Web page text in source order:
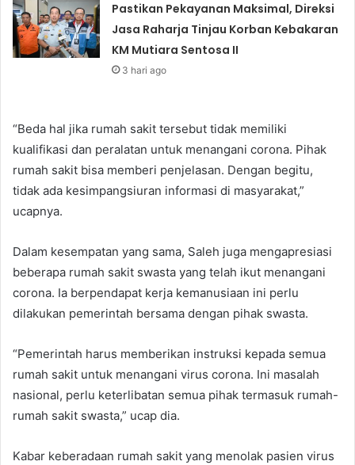
Pastikan Pekayanan Maksimal, Direksi
Jasa Raharja Tinjau Korban Kebakaran
KM Mutiara Sentosa II
3 hari ago
“Beda hal jika rumah sakit tersebut tidak memiliki
kualifikasi dan peralatan untuk menangani corona. Pihak
rumah sakit bisa memberi penjelasan. Dengan begitu,
tidak ada kesimpangsiuran informasi di masyarakat,”
ucapnya.
Dalam kesempatan yang sama, Saleh juga mengapresiasi
beberapa rumah sakit swasta yang telah ikut menangani
corona. Ia berpendapat kerja kemanusiaan ini perlu
dilakukan pemerintah bersama dengan pihak swasta.
“Pemerintah harus memberikan instruksi kepada semua
rumah sakit untuk menangani virus corona. Ini masalah
nasional, perlu keterlibatan semua pihak termasuk rumah-
rumah sakit swasta,” ucap dia.
Kabar keberadaan rumah sakit yang menolak pasien virus